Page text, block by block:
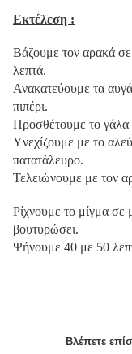
Εκτέλεση :
Βάζουμε τον αρακά
λεπτά.
Ανακατεύουμε τα
πιπέρι.
Προσθέτουμε το γάλα
Υνεχίζουμε με το
πατατάλευρο.
Τελειώνουμε με τον
Ρίχνουμε το μίγμα σε
βουτυρώσει.
Ψήνουμε 40 με 50
Βλέπετε